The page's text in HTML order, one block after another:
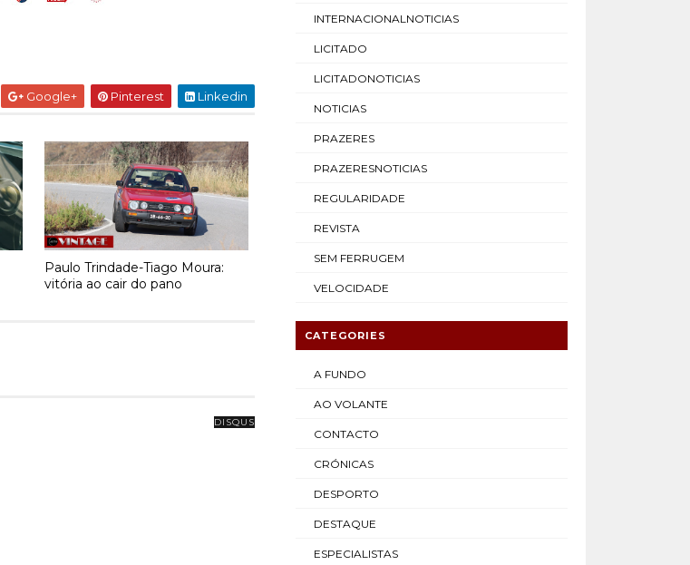
Google+ Pinterest Linkedin
Paulo Trindade-Tiago Moura:
vitória ao cair do pano
DISQUS
INTERNACIONALNOTICIAS
LICITADO
LICITADONOTICIAS
NOTICIAS
PRAZERES
PRAZERESNOTICIAS
REGULARIDADE
REVISTA
SEM FERRUGEM
VELOCIDADE
CATEGORIES
A FUNDO
AO VOLANTE
CONTACTO
CRÓNICAS
DESPORTO
DESTAQUE
ESPECIALISTAS